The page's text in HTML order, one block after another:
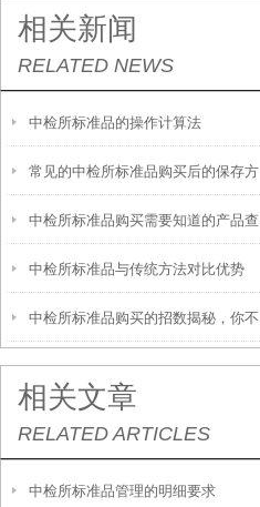
相关新闻
RELATED NEWS
中检所标准品的操作计算法
常见的中检所标准品购买后的保存方
法
中检所标准品购买需要知道的产品查
询方法
中检所标准品与传统方法对比优势
中检所标准品购买的招数揭秘，你不
看看？
相关文章
RELATED ARTICLES
中检所标准品管理的明细要求